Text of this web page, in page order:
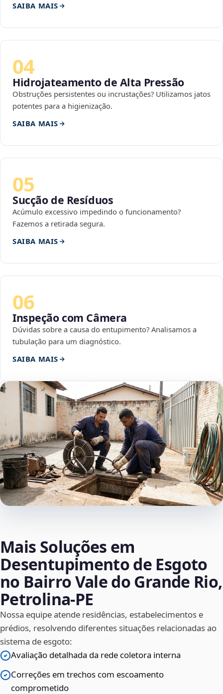
SAIBA MAIS
04
Hidrojateamento de Alta Pressão
Obstruções persistentes ou incrustações? Utilizamos jatos
potentes para a higienização.
SAIBA MAIS
05
Sucção de Resíduos
Acúmulo excessivo impedindo o funcionamento?
Fazemos a retirada segura.
SAIBA MAIS
06
Inspeção com Câmera
Dúvidas sobre a causa do entupimento? Analisamos a
tubulação para um diagnóstico.
SAIBA MAIS
Mais Soluções em
Desentupimento de Esgoto
no Bairro Vale do Grande Rio,
Petrolina‑PE
Nossa equipe atende residências, estabelecimentos e
prédios, resolvendo diferentes situações relacionadas ao
sistema de esgoto:
Avaliação detalhada da rede coletora interna
Correções em trechos com escoamento
comprometido